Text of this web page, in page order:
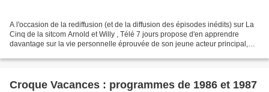
A l'occasion de la rediffusion (et de la diffusion des épisodes inédits) sur La
Cinq de la sitcom Arnold et Willy , Télé 7 jours propose d'en apprendre
davantage sur la vie personnelle éprouvée de son jeune acteur principal,
Croque Vacances : programmes de 1986 et 1987